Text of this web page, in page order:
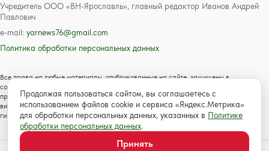
Учредитель ООО «ВН-Ярославль», главный редактор Иванов Андрей
Павлович
e-mail: yarnews76@gmail.com
Политика обработки персональных данных
Все права на любые материалы, опубликованные на сайте, защищены в
соответствии с российским и международным законодательством об авторском
праве и смежных правах. Любое использование текстовых, фото, аудио и
видеоматериалов возможно только с согласия правообладателя с обязательной
гиперссылкой на сайт https://www.yarnews.net; Для детей старше 16 лет.
Продолжая пользоваться сайтом, вы соглашаетесь с
использованием файлов cookie и сервиса «Яндекс.Метрика»
для обработки персональных данных, указанных в Политике
обработки персональных данных.
Принять